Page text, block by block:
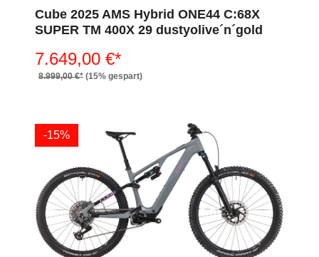
Cube 2025 AMS Hybrid ONE44 C:68X
SUPER TM 400X 29 dustyolive´n´gold
7.649,00 €*
8.999,00 €* (15% gespart)
-15%